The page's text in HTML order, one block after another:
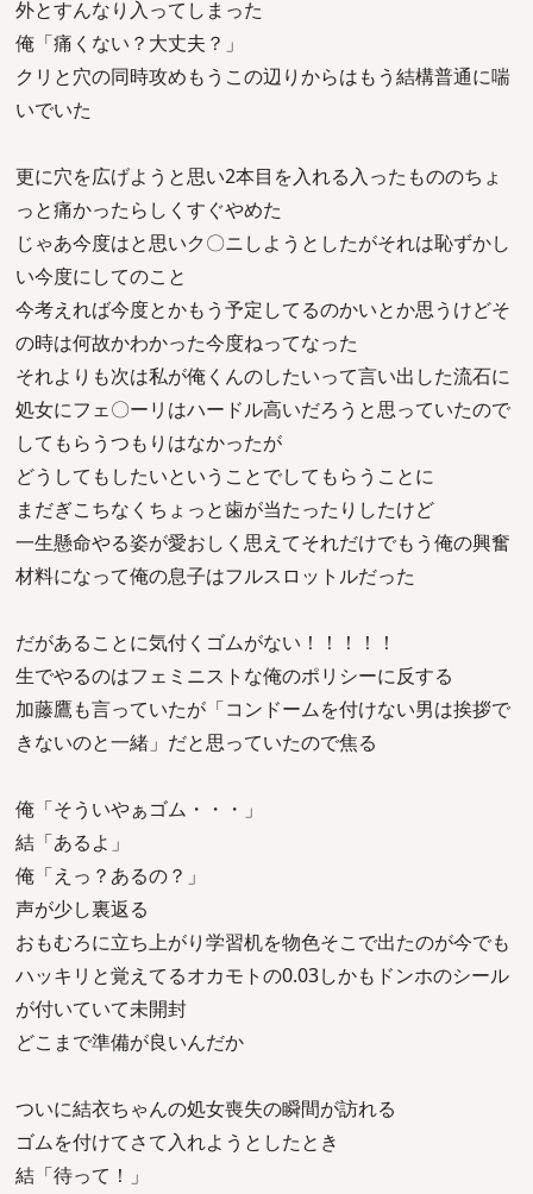
外とすんなり入ってしまった
俺「痛くない？大丈夫？」
クリと穴の同時攻めもうこの辺りからはもう結構普通に喘
いでいた
更に穴を広げようと思い2本目を入れる入ったもののちょ
っと痛かったらしくすぐやめた
じゃあ今度はと思いク〇ニしようとしたがそれは恥ずかし
い今度にしてのこと
今考えれば今度とかもう予定してるのかいとか思うけどそ
の時は何故かわかった今度ねってなった
それよりも次は私が俺くんのしたいって言い出した流石に
処女にフェ〇ーリはハードル高いだろうと思っていたので
してもらうつもりはなかったが
どうしてもしたいということでしてもらうことに
まだぎこちなくちょっと歯が当たったりしたけど
一生懸命やる姿が愛おしく思えてそれだけでもう俺の興奮
材料になって俺の息子はフルスロットルだった
だがあることに気付くゴムがない！！！！！
生でやるのはフェミニストな俺のポリシーに反する
加藤鷹も言っていたが「コンドームを付けない男は挨拶で
きないのと一緒」だと思っていたので焦る
俺「そういやぁゴム・・・」
結「あるよ」
俺「えっ？あるの？」
声が少し裏返る
おもむろに立ち上がり学習机を物色そこで出たのが今でも
ハッキリと覚えてるオカモトの0.03しかもドンホのシール
が付いていて未開封
どこまで準備が良いんだか
ついに結衣ちゃんの処女喪失の瞬間が訪れる
ゴムを付けてさて入れようとしたとき
結「待って！」